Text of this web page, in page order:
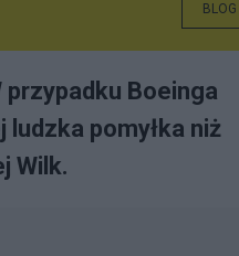
BLOG
Boeinga
pomyłka niż
Wilk.